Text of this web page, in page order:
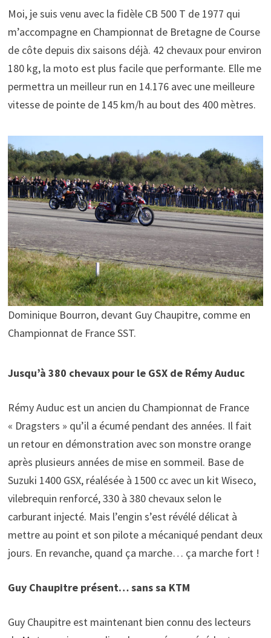
Moi, je suis venu avec la fidèle CB 500 T de 1977 qui
m’accompagne en Championnat de Bretagne de Course
de côte depuis dix saisons déjà. 42 chevaux pour environ
180 kg, la moto est plus facile que performante. Elle me
permettra un meilleur run en 14.176 avec une meilleure
vitesse de pointe de 145 km/h au bout des 400 mètres.
Dominique Bourron, devant Guy Chaupitre, comme en
Championnat de France SST.
Jusqu’à 380 chevaux pour le GSX de Rémy Auduc
Rémy Auduc est un ancien du Championnat de France
« Dragsters » qu’il a écumé pendant des années. Il fait
un retour en démonstration avec son monstre orange
après plusieurs années de mise en sommeil. Base de
Suzuki 1400 GSX, réalésée à 1500 cc avec un kit Wiseco,
vilebrequin renforcé, 330 à 380 chevaux selon le
carburant injecté. Mais l’engin s’est révélé délicat à
mettre au point et son pilote a mécaniqué pendant deux
jours. En revanche, quand ça marche… ça marche fort !
Guy Chaupitre présent… sans sa KTM
Guy Chaupitre est maintenant bien connu des lecteurs